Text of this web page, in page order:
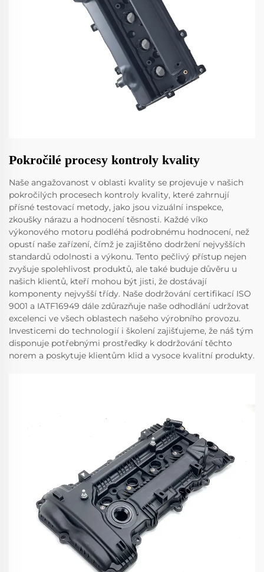
Pokročilé procesy kontroly kvality
Naše angažovanost v oblasti kvality se projevuje v našich
pokročilých procesech kontroly kvality, které zahrnují
přísné testovací metody, jako jsou vizuální inspekce,
zkoušky nárazu a hodnocení těsnosti. Každé víko
výkonového motoru podléhá podrobnému hodnocení, než
opustí naše zařízení, čímž je zajištěno dodržení nejvyšších
standardů odolnosti a výkonu. Tento pečlivý přístup nejen
zvyšuje spolehlivost produktů, ale také buduje důvěru u
našich klientů, kteří mohou být jisti, že dostávají
komponenty nejvyšší třídy. Naše dodržování certifikací ISO
9001 a IATF16949 dále zdůrazňuje naše odhodlání udržovat
excelenci ve všech oblastech našeho výrobního provozu.
Investicemi do technologií i školení zajišťujeme, že náš tým
disponuje potřebnými prostředky k dodržování těchto
norem a poskytuje klientům klid a vysoce kvalitní produkty.